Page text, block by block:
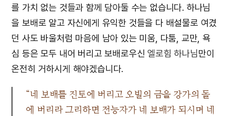
를 가치 없는 것들과 함께 담아둘 수는 없습니다. 하나님
을 보배로 알고 자신에게 유익한 것들을 다 배설물로 여겼
던 사도 바울처럼 마음에 남아 있는 미움, 다툼, 교만, 욕
심 등은 모두 내어 버리고 보배로우신 엘로힘 하나님만이
온전히 거하시게 해야겠습니다.
“네 보배를 진토에 버리고 오빌의 금을 강가의 돌
에 버리라 그리하면 전능자가 네 보배가 되시며 네